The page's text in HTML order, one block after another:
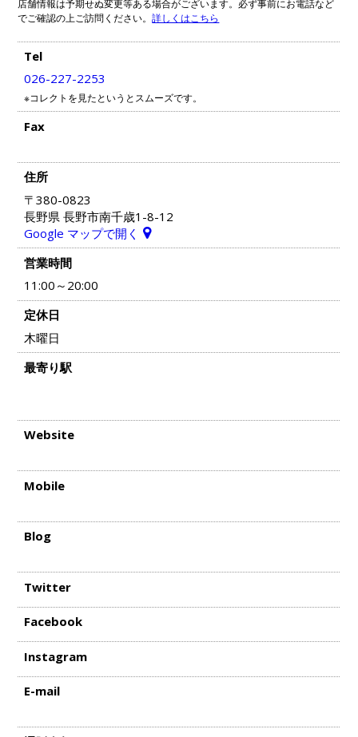
店舗情報は予期せぬ変更等ある場合がございます。必ず事前にお電話など
でご確認の上ご訪問ください。詳しくはこちら
Tel
026-227-2253
※コレクトを見たというとスムーズです。
Fax
住所
〒380-0823
長野県 長野市南千歳1-8-12
Google マップで開く
営業時間
11:00～20:00
定休日
木曜日
最寄り駅
Website
Mobile
Blog
Twitter
Facebook
Instagram
E-mail